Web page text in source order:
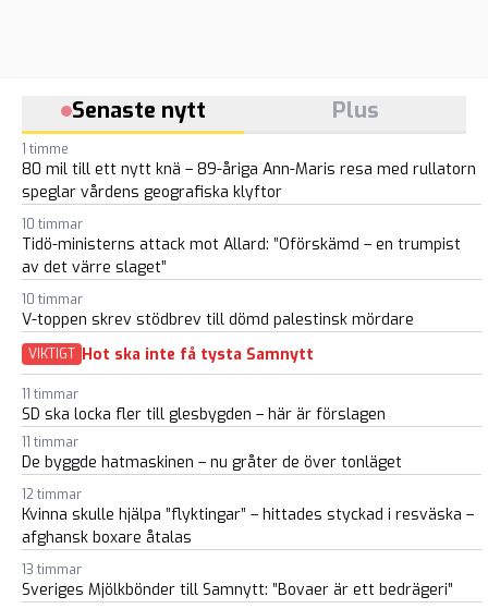
Senaste nytt Plus
1 timme
80 mil till ett nytt knä – 89-åriga Ann-Maris resa med rullatorn
speglar vårdens geografiska klyftor
10 timmar
Tidö-ministerns attack mot Allard: ”Oförskämd – en trumpist
av det värre slaget”
10 timmar
V-toppen skrev stödbrev till dömd palestinsk mördare
VIKTIGT Hot ska inte få tysta Samnytt
11 timmar
SD ska locka fler till glesbygden – här är förslagen
11 timmar
De byggde hatmaskinen – nu gråter de över tonläget
12 timmar
Kvinna skulle hjälpa ”flyktingar” – hittades styckad i resväska –
afghansk boxare åtalas
13 timmar
Sveriges Mjölkbönder till Samnytt: ”Bovaer är ett bedrägeri”